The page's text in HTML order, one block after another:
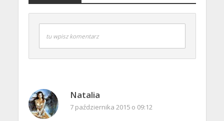
tu wpisz komentarz
Natalia
7 października 2015 o 09:12